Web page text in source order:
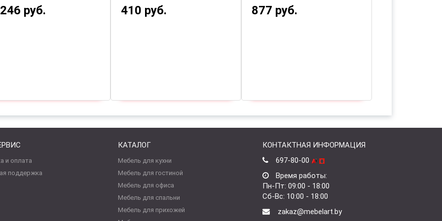
422 руб. 439 руб. 439 руб.
и оплата
поддержка
КАТАЛОГ
Мебель для кухни
Мебель для гостиной
Мебель для офиса
Мебель для спальни
Мебель для прихожей
КОНТАКТНАЯ ИНФОРМАЦИЯ
697-80-00
Время работы:
Пн-Пт: 09:00 - 18:00
Сб-Вс: 10:00 - 18:00
zakaz@mebelart.by